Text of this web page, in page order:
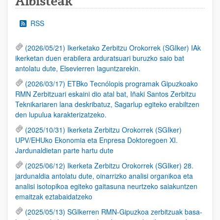
RSS
(2026/05/21) Ikerketako Zerbitzu Orokorrek (SGIker) IAk
ikerketan duen erabilera arduratsuari buruzko saio bat
antolatu dute, Elsevierren laguntzarekin.
(2026/03/17) ETBko Tecnólopis programak Gipuzkoako
RMN Zerbitzuari eskaini dio atal bat, Iñaki Santos Zerbitzu
Teknikariaren lana deskribatuz, Sagarlup egiteko erabiltzen
den lupulua karakterizatzeko.
(2025/10/31) Ikerketa Zerbitzu Orokorrek (SGIker)
UPV/EHUko Ekonomia eta Enpresa Doktoregoen XI.
Jardunaldietan parte hartu dute
(2025/06/12) Ikerketa Zerbitzu Orokorrek (SGIker) 28.
jardunaldia antolatu dute, oinarrizko analisi organikoa eta
analisi isotopikoa egiteko gaitasuna neurtzeko saiakuntzen
emaitzak eztabaidatzeko
(2025/05/13) SGIkerren RMN-Gipuzkoa zerbitzuak basa-